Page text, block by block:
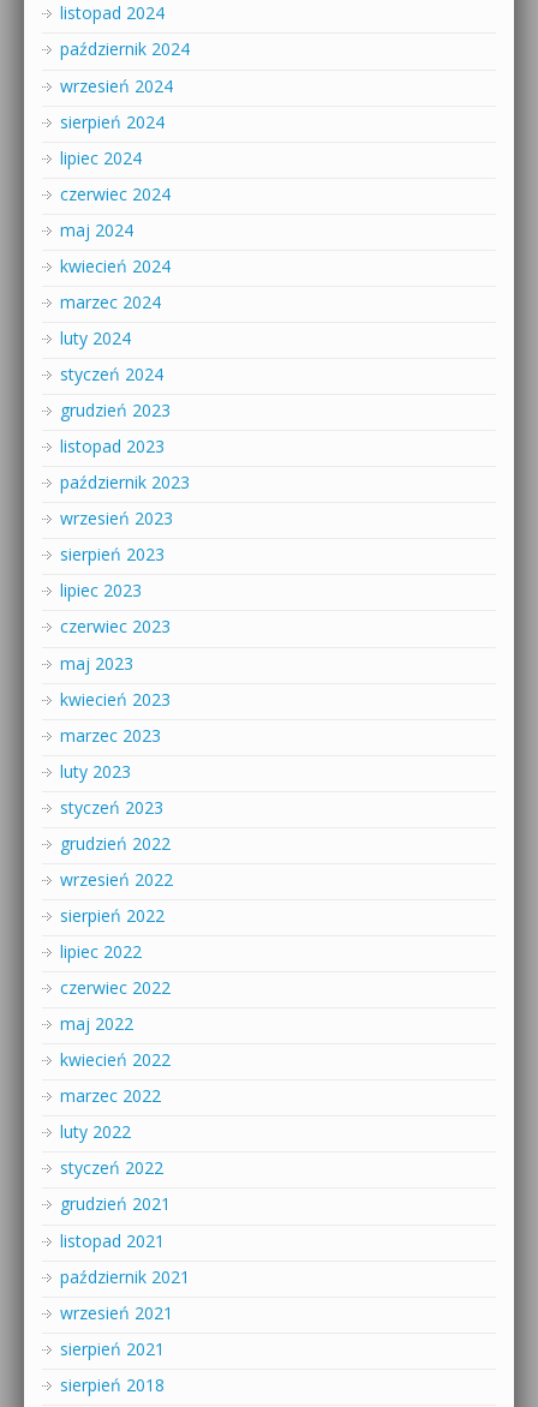
listopad 2024
październik 2024
wrzesień 2024
sierpień 2024
lipiec 2024
czerwiec 2024
maj 2024
kwiecień 2024
marzec 2024
luty 2024
styczeń 2024
grudzień 2023
listopad 2023
październik 2023
wrzesień 2023
sierpień 2023
lipiec 2023
czerwiec 2023
maj 2023
kwiecień 2023
marzec 2023
luty 2023
styczeń 2023
grudzień 2022
wrzesień 2022
sierpień 2022
lipiec 2022
czerwiec 2022
maj 2022
kwiecień 2022
marzec 2022
luty 2022
styczeń 2022
grudzień 2021
listopad 2021
październik 2021
wrzesień 2021
sierpień 2021
sierpień 2018